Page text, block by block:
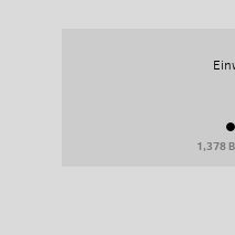
Sehr
1,378